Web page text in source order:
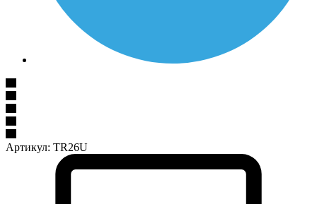
Артикул: TR26U